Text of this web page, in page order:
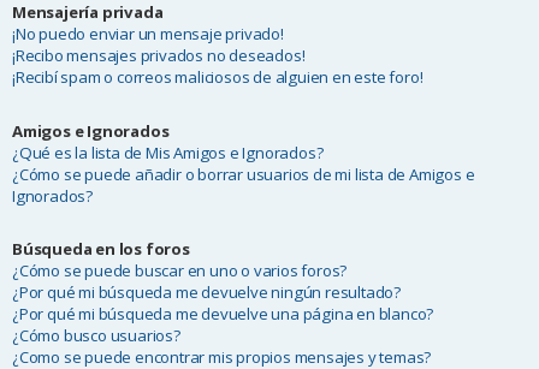
Mensajería privada
¡No puedo enviar un mensaje privado!
¡Recibo mensajes privados no deseados!
¡Recibí spam o correos maliciosos de alguien en este foro!
Amigos e Ignorados
¿Qué es la lista de Mis Amigos e Ignorados?
¿Cómo se puede añadir o borrar usuarios de mi lista de Amigos e
Ignorados?
Búsqueda en los foros
¿Cómo se puede buscar en uno o varios foros?
¿Por qué mi búsqueda me devuelve ningún resultado?
¿Por qué mi búsqueda me devuelve una página en blanco?
¿Cómo busco usuarios?
¿Como se puede encontrar mis propios mensajes y temas?